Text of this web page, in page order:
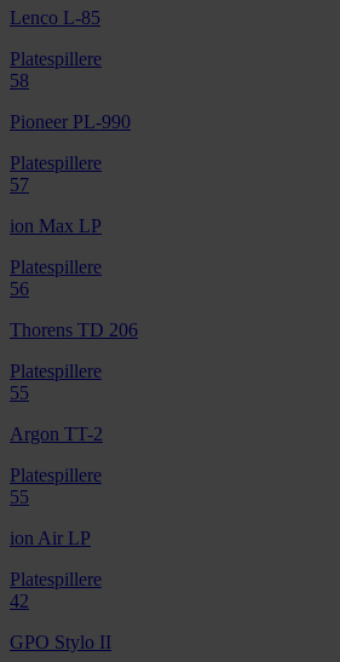
Lenco L-85
Platespillere
58
Pioneer PL-990
Platespillere
57
ion Max LP
Platespillere
56
Thorens TD 206
Platespillere
55
Argon TT-2
Platespillere
55
ion Air LP
Platespillere
42
GPO Stylo II